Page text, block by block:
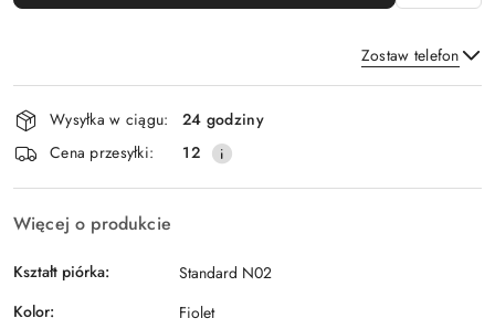
Zostaw telefon
Wyślij
Dostępność
i
dostawa
Wysyłka w ciągu:
24 godziny
Cena przesyłki:
12
Więcej o produkcie
Kształt piórka:
Standard N02
Kolor:
Fiolet